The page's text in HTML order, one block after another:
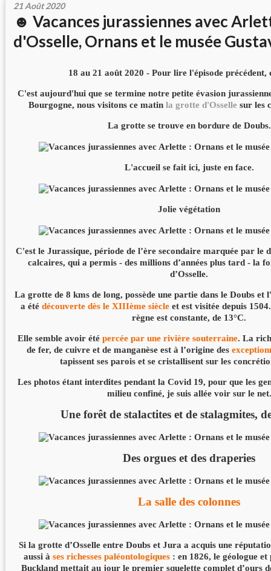
21 Août 2020
☻ Vacances jurassiennes avec
d'Osselle, Ornans et le musée
18 au 21 août 2020 - Pour lire l'épisode précédent,
C'est aujourd'hui que se termine notre petite évasion
Bourgogne, nous visitons ce matin la grotte d'Osselle sur les
La grotte se trouve en bordure de Doubs.
L'accueil se fait ici, juste en face.
Jolie végétation
C'est le Jurassique, période de l’ère secondaire marquée par le
calcaires, qui a permis - des millions d’années plus tard - la
d’Osselle.
La grotte de 8 kms de long, possède une partie dans le Doubs
a été découverte dès le XIIIème siècle et est visitée depuis
règne est constante, de 13°C.
Elle semble avoir étépercée par une rivière souterraine. La
de fer, de cuivre et de manganèse est à l’origine des
tapissent ses parois et se cristallisent sur les
Les photos étant interdites pendant la Covid 19, pour que les
milieu confiné, je suis allée voir sur le net.
Une forêt de stalactites et de stalagmites,
Des orgues et des draperies
La salle des colonnes
Si la grotte d’Osselle entre Doubs et Jura a acquis une
aussi à ses richesses paléontologiques : en 1826, le géologue
Buckland mettait au jour le premier squelette complet d’ours